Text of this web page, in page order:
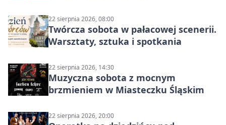
22 sierpnia 2026, 08:00
Twórcza sobota w pałacowej scenerii.
Warsztaty, sztuka i spotkania
22 sierpnia 2026, 14:30
Muzyczna sobota z mocnym
brzmieniem w Miasteczku Śląskim
22 sierpnia 2026, 20:00